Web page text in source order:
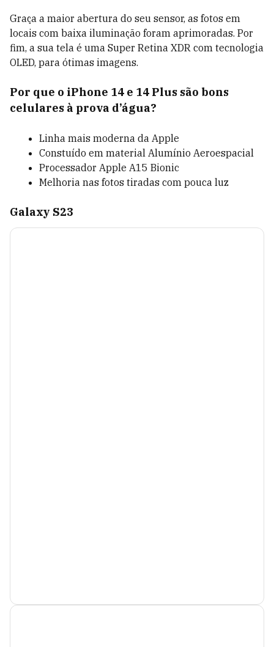
Graça a maior abertura do seu sensor, as fotos em
locais com baixa iluminação foram aprimoradas. Por
fim, a sua tela é uma Super Retina XDR com tecnologia
OLED, para ótimas imagens.
Por que o iPhone 14 e 14 Plus são bons
celulares à prova d’água?
Linha mais moderna da Apple
Constuído em material Alumínio Aeroespacial
Processador Apple A15 Bionic
Melhoria nas fotos tiradas com pouca luz
Galaxy S23